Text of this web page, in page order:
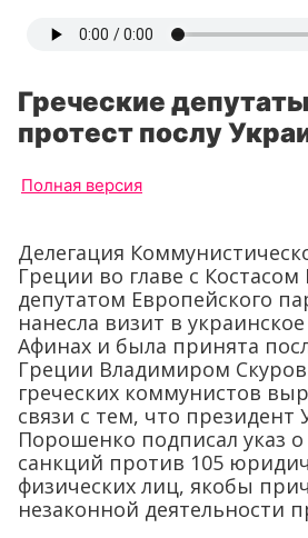
Греческие
протест послу
Полная версия
Делегация
Греции во главе с
депутатом Европейского
нанесла визит в
Афинах и была принята
Греции Владимиром
греческих коммунистов
связи с тем, что
Порошенко подписал указ
санкций против 105
физических лиц, якобы
незаконной деятельности